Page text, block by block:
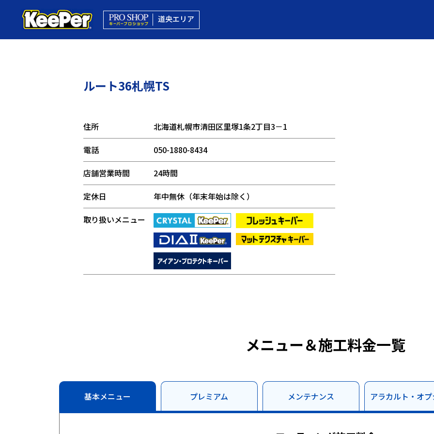
道央エリア
ルート36札幌TS
住所
北海道札幌市清田区里塚1条2丁目3－1
電話
050-1880-8434
店舗営業時間
24時間
定休日
年中無休（年末年始は除く）
取り扱いメニュー
メニュー＆施工料金一覧
基本メニュー プレミアム メンテナンス アラカルト・オ